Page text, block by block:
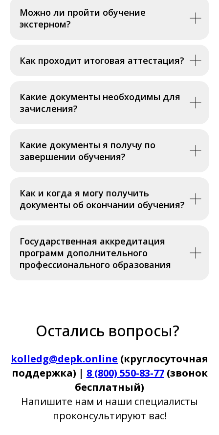
Можно ли пройти обучение
экстерном?
Как проходит итоговая аттестация?
Какие документы необходимы для
зачисления?
Какие документы я получу по
завершении обучения?
Как и когда я могу получить
документы об окончании обучения?
Государственная аккредитация
программ дополнительного
профессионального образования
Остались вопросы?
kolledg@depk.online (круглосуточная
поддержка) | 8 (800) 550-83-77(звонок
бесплатный)
Напишите нам и наши специалисты
проконсультируют вас!